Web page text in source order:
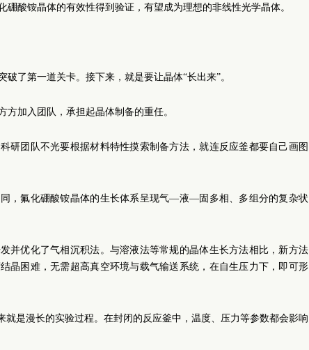
硼酸铵晶体的有效性得到验证，有望成为理想的非线性光学晶体。
了第一道关卡。接下来，就是要让晶体“长出来”。
方加入团队，承担起晶体制备的重任。
研团队不光要根据材料特性摸索制备方法，就连反应釜都要自己画图
，氟化硼酸铵晶体的生长体系呈现气—液—固多相、多组分的复杂状
并优化了气相沉积法。与溶液法等常规的晶体生长方法相比，新方法
晶困难，无需超高真空环境与载气输送系统，在自生压力下，即可形
就是漫长的实验过程。在封闭的反应釜中，温度、压力等参数都会影响